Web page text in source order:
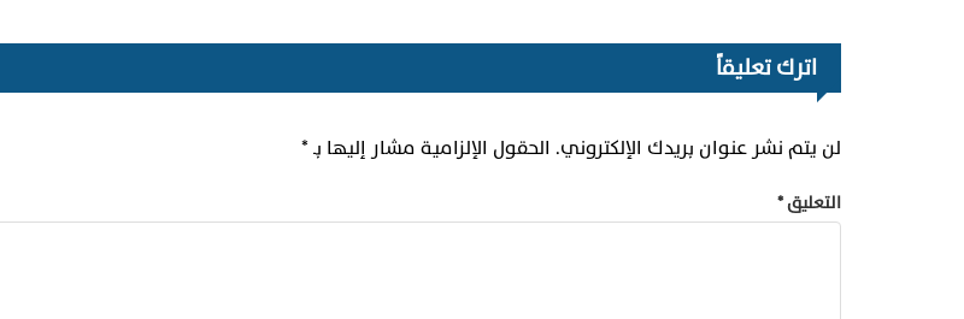
اترك تعليقاً
لن يتم نشر عنوان بريدك الإلكتروني. الحقول الإلزامية مشار إليها بـ*
التعليق*